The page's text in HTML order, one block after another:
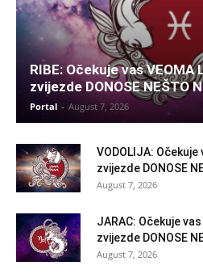
RIBE: Očekuje vas VEOMA
zvijezde DONOSE NEŠTO
Portal - August 7, 2026
VODOLIJA: Očekuje
zvijezde DONOSE
August 7, 2026
JARAC: Očekuje vas
zvijezde DONOSE
August 7, 2026